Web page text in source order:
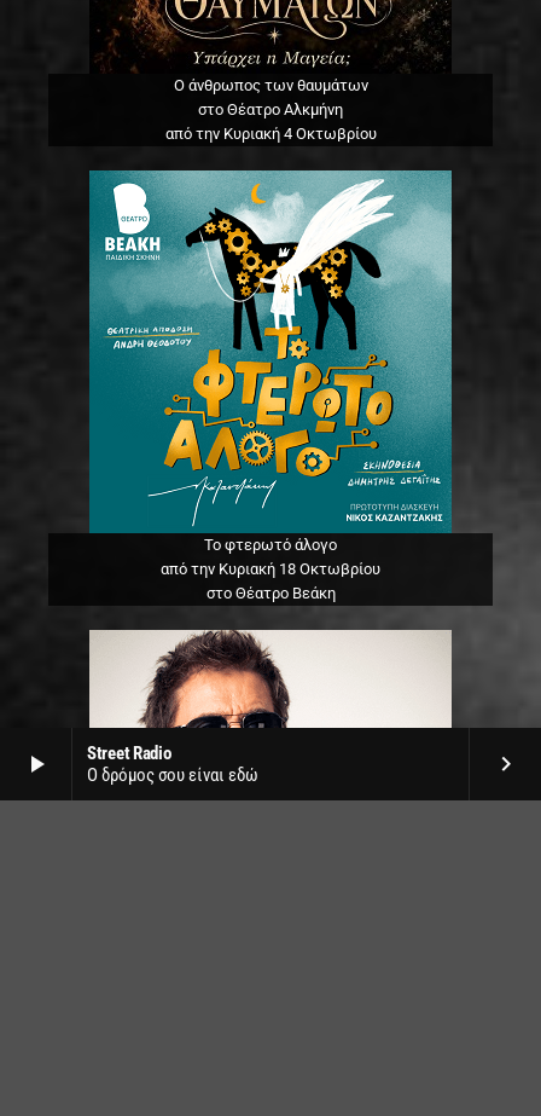
play_arrow
Street Radio
Ο δρόμος σου είναι εδώ
keyboard_arrow_right
Ο άνθρωπος των θαυμάτων
στο Θέατρο Αλκμήνη
από την Κυριακή 4 Οκτωβρίου
Το φτερωτό άλογο
από την Κυριακή 18 Οκτωβρίου
στο Θέατρο Βεάκη